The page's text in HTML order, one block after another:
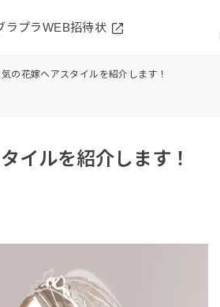
ラプラWEB招待状
の花嫁ヘアスタイルを紹介します！
イルを紹介します！